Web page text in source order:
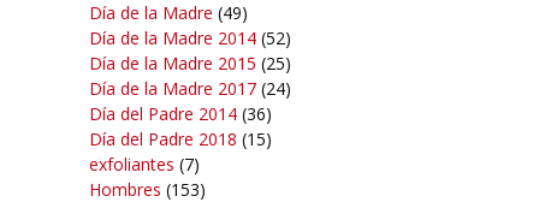
Día de la Madre (49)
Día de la Madre 2014 (52)
Día de la Madre 2015 (25)
Día de la Madre 2017 (24)
Día del Padre 2014 (36)
Día del Padre 2018 (15)
exfoliantes (7)
Hombres (153)